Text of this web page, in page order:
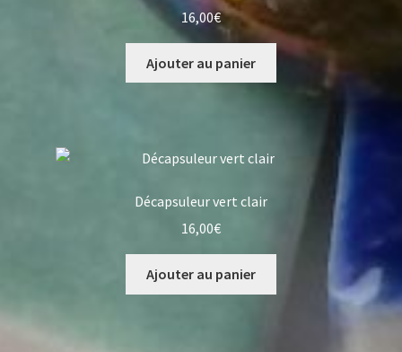
16,00€
Ajouter au panier
Décapsuleur vert clair
16,00€
Ajouter au panier